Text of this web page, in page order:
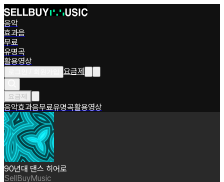
음악
효과음
무료
유명곡
활용영상
요금제
요금제
음악효과음무료유명곡활용영상
90년대 댄스 히어로
SellBuyMusic